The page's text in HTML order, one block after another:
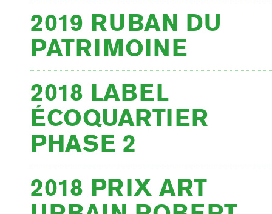
2019 RUBAN DU
PATRIMOINE
2018 LABEL
ÉCOQUARTIER
PHASE 2
2018 PRIX ART